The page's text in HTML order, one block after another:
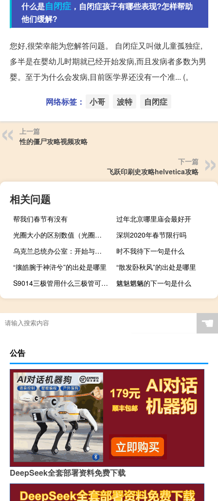
什么是自闭症 ，自闭症孩子有哪些表现?怎样帮助
他们缓解?
您好,很荣幸能为您解答问题。 自闭症又叫做儿童孤独症,
多半是在婴幼儿时期就已经开始发病,而且发病者多数为男
婴。至于为什么会发病,目前医学界还没有一个准... (。
网络标签： 小哥 波特 自闭症
上一篇
性的僵尸攻略视频攻略
下一篇
飞跃印刷史攻略helvetica攻略
相关问题
帮我们春节有没有
过年北京哪里庙会最好开
光圈大小的区别数值（光圈大小的区别）
深圳2020年春节限行吗
乌克兰总统办公室：开始与英国举行提供安全保障协议的谈判
时不我待下一句是什么
“攘皓腕于神浒兮”的出处是哪里
“散发卧秋风”的出处是哪里
S9014三极管用什么三极管可以代换
魑魅魍魉的下一句是什么
☚
公告
DeepSeek全套部署资料免费下载